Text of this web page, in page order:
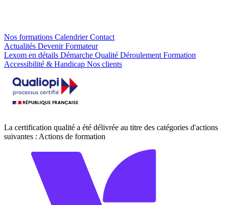
Nos formations CalendrierContact
Actualités Devenir Formateur
Lexom en détails Démarche Qualité Déroulement Formation
Accessibilité & Handicap Nos clients
La certification qualité a été délivrée au titre des catégories d'actions
suivantes : Actions de formation